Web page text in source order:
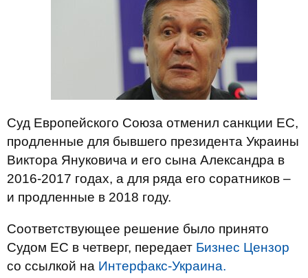
Суд Европейского Союза отменил санкции ЕС,
продленные для бывшего президента Украины
Виктора Януковича и его сына Александра в
2016-2017 годах, а для ряда его соратников –
и продленные в 2018 году.
Соответствующее решение было принято
Судом ЕС в четверг, передает Бизнес Цензор
со ссылкой на Интерфакс-Украина.